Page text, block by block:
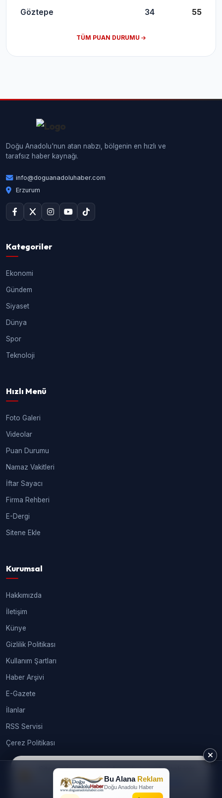
Göztepe 34 55
TÜM PUAN DURUMU
Doğu Anadolu'nun atan nabzı, bölgenin en hızlı ve
tarafsız haber kaynağı.
info@doguanadoluhaber.com
Erzurum
Kategoriler
Ekonomi
Gündem
Siyaset
Dünya
Spor
Teknoloji
Hızlı Menü
Foto Galeri
Videolar
Puan Durumu
Namaz Vakitleri
İftar Sayacı
Firma Rehberi
E-Dergi
Sitene Ekle
Kurumsal
Hakkımızda
İletişim
Künye
Gizlilik Politikası
Kullanım Şartları
Haber Arşivi
E-Gazete
İlanlar
RSS Servisi
Çerez Politikası
webtasarimhizmeti.com®. Tüm hakları saklıdır.
İzin alınmadan, kaynak gösterilerek dahi kullanılamaz. |
Sitemizde size en iyi deneyimi sunabilmek için
çerezleri kullanıyoruz.Daha fazla bilgi
Bu Alana Reklam
Doğu Anadolu Haber